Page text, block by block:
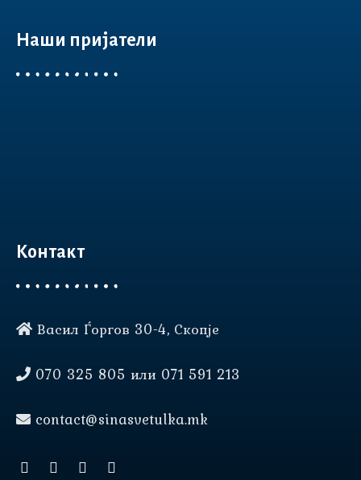
Наши пријатели
Контакт
Васил Ѓоргов 30-4, Скопје
070 325 805 или 071 591 213
contact@sinasvetulka.mk
колачиња (cookies) за да Ви